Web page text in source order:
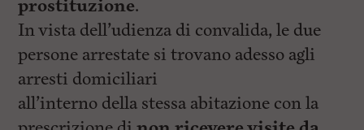
prostituzione.
In vista dell’udienza di convalida, le due
persone arrestate si trovano adesso agli
arresti domiciliari
all’interno della stessa abitazione con la